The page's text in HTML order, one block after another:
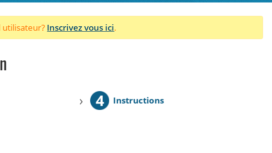
utilisateur? Inscrivez vous ici.
› 4 Instructions